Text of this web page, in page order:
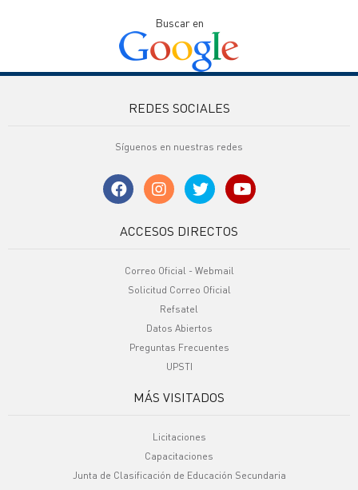
Buscar en
REDES SOCIALES
Síguenos en nuestras redes
ACCESOS DIRECTOS
Correo Oficial - Webmail
Solicitud Correo Oficial
Refsatel
Datos Abiertos
Preguntas Frecuentes
UPSTI
MÁS VISITADOS
Licitaciones
Capacitaciones
Junta de Clasificación de Educación Secundaria